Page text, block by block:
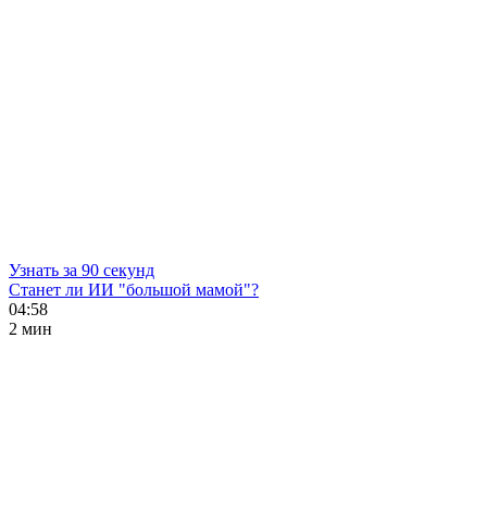
Узнать за 90 секунд
Станет ли ИИ "большой мамой"?
04:58
2 мин